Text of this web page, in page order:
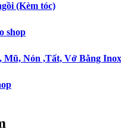
(Kèm tóc)
shop
Nón ,Tất, Vớ Bằng